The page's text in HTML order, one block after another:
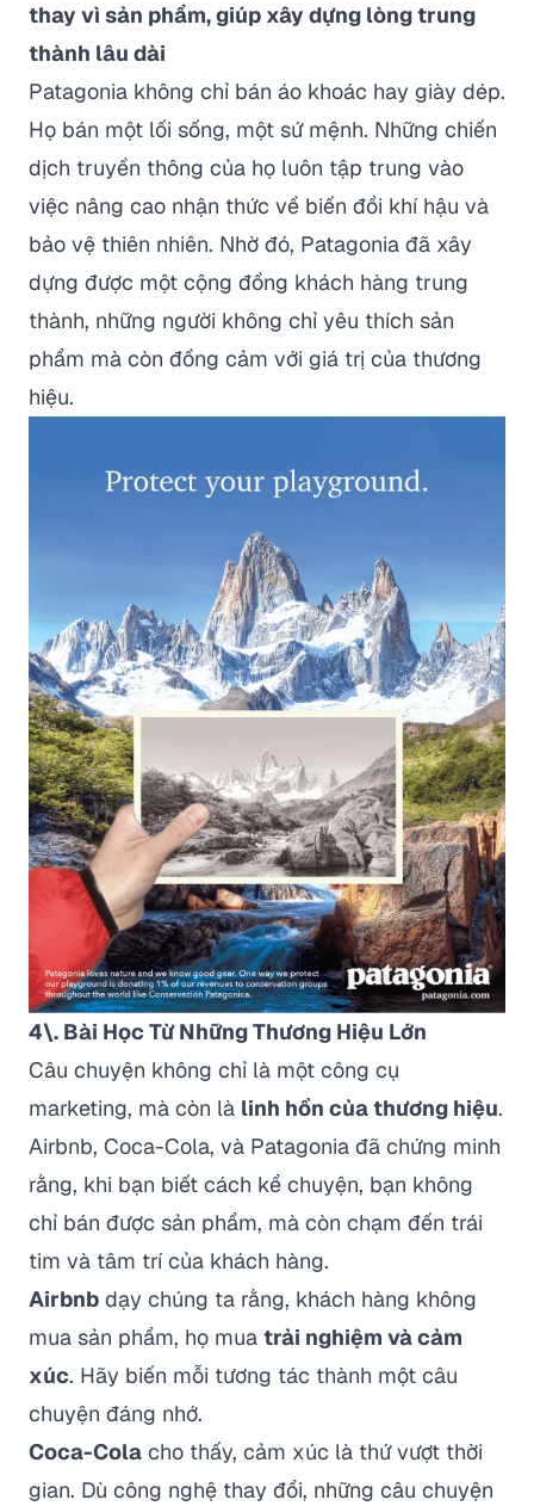
thay vì sản phẩm, giúp xây dựng lòng trung
thành lâu dài
Patagonia không chỉ bán áo khoác hay giày dép.
Họ bán một lối sống, một sứ mệnh. Những chiến
dịch truyền thông của họ luôn tập trung vào
việc nâng cao nhận thức về biến đổi khí hậu và
bảo vệ thiên nhiên. Nhờ đó, Patagonia đã xây
dựng được một cộng đồng khách hàng trung
thành, những người không chỉ yêu thích sản
phẩm mà còn đồng cảm với giá trị của thương
hiệu.
4\. Bài Học Từ Những Thương Hiệu Lớn
Câu chuyện không chỉ là một công cụ
marketing, mà còn là linh hồn của thương hiệu.
Airbnb, Coca-Cola, và Patagonia đã chứng minh
rằng, khi bạn biết cách kể chuyện, bạn không
chỉ bán được sản phẩm, mà còn chạm đến trái
tim và tâm trí của khách hàng.
Airbnb dạy chúng ta rằng, khách hàng không
mua sản phẩm, họ mua trải nghiệm và cảm
xúc. Hãy biến mỗi tương tác thành một câu
chuyện đáng nhớ.
Coca-Cola cho thấy, cảm xúc là thứ vượt thời
gian. Dù công nghệ thay đổi, những câu chuyện